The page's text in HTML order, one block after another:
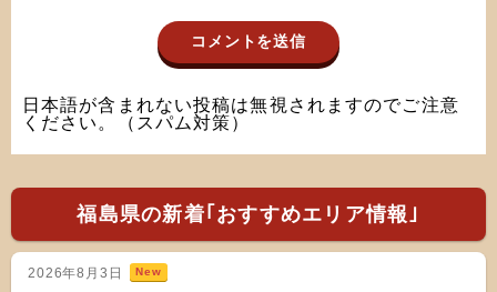
日本語が含まれない投稿は無視されますのでご注意
ください。（スパム対策）
福島県の新着｢おすすめエリア情報｣
2026年8月3日 New